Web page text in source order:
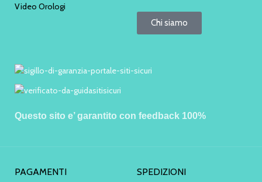
Video Orologi
Chi siamo
Questo sito e’ garantito con feedback 100%
PAGAMENTI SPEDIZIONI